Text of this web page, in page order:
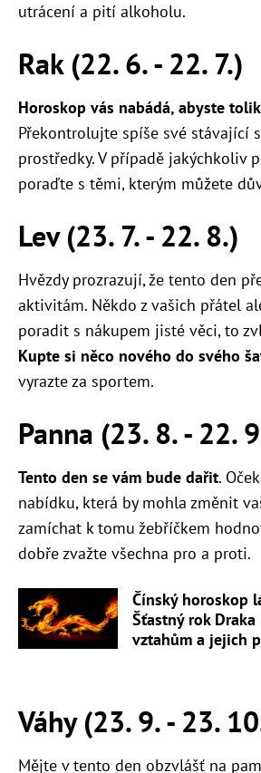
utrácení a pití alkoholu.
Rak (22. 6. - 22. 7.)
Horoskop vás nabádá, abyste
Překontrolujte spíše své stávající
prostředky. V případě jakýchkoliv
poraďte s těmi, kterým můžete
Lev (23. 7. - 22. 8.)
Hvězdy prozrazují, že tento den
aktivitám. Někdo z vašich přátel
poradit s nákupem jisté věci, to
Kupte si něco nového do svého
vyrazte za sportem.
Panna (23. 8. - 22.
Tento den se vám bude dařit.
nabídku, která by mohla změnit
zamíchat k tomu žebříčkem
dobře zvažte všechna pro a proti.
Čínský horoskop
Šťastný rok
vztahům a jejich
Váhy (23. 9. - 23.
Mějte v tento den obzvlášť na